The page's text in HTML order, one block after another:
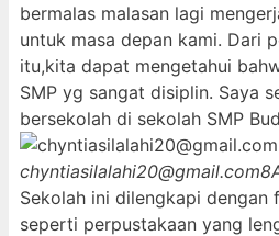
bermalas malasan lagi
untuk masa depan kami. Dari
itu,kita dapat mengetahui
SMP yg sangat disiplin. Saya
bersekolah di sekolah SMP
chyntiasilalahi20@gmail.com
Sekolah ini dilengkapi dengan
seperti perpustakaan yang